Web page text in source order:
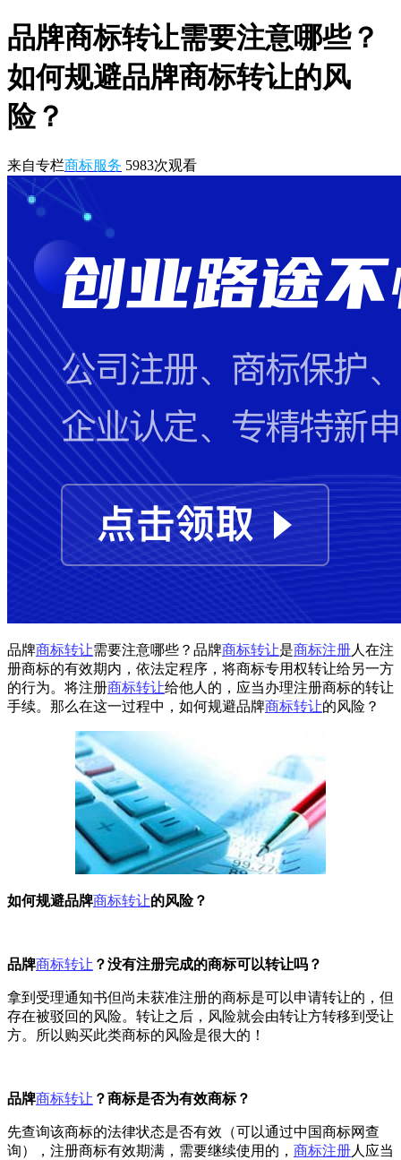
品牌商标转让需要注意哪些？
如何规避品牌商标转让的风
险？
来自专栏商标服务 5983次观看
品牌商标转让需要注意哪些？品牌商标转让是商标注册人在注
册商标的有效期内，依法定程序，将商标专用权转让给另一方
的行为。将注册商标转让给他人的，应当办理注册商标的转让
手续。那么在这一过程中，如何规避品牌商标转让的风险？
如何规避品牌商标转让的风险？
品牌商标转让 ？没有注册完成的商标可以转让吗？
拿到受理通知书但尚未获准注册的商标是可以申请转让的，但
存在被驳回的风险。转让之后，风险就会由转让方转移到受让
方。所以购买此类商标的风险是很大的！
品牌商标转让 ？商标是否为有效商标？
先查询该商标的法律状态是否有效（可以通过中国商标网查
询），注册商标有效期满，需要继续使用的， 商标注册人应当